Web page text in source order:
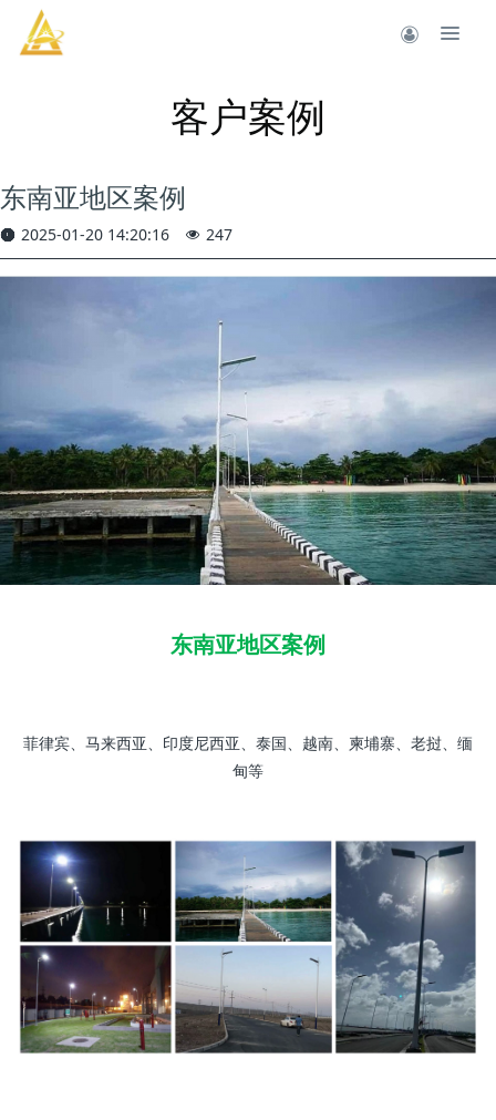
客户案例
东南亚地区案例
2025-01-20 14:20:16 247
东南亚地区案例
菲律宾、马来西亚、印度尼西亚、泰国、越南、柬埔寨、老挝、缅
甸等